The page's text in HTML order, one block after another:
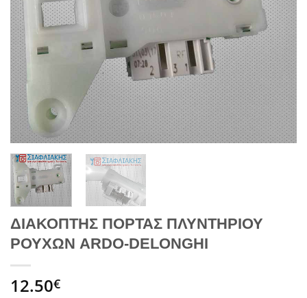
ΔΙΑΚΟΠΤΗΣ ΠΟΡΤΑΣ ΠΛΥΝΤΗΡΙΟΥ
ΡΟΥΧΩΝ ARDO-DELONGHI
12.50€